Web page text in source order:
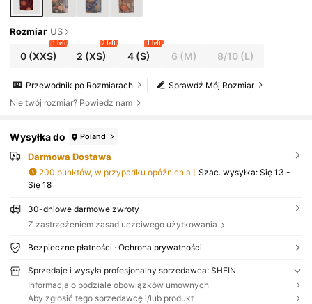
Rozmiar US
0(XXS)
1 left
2 (XS)
2 left
4 (S)
1 left
6 (M) 8/10 (L)
Sprawdź Mój Rozmiar
Przewodnik po Rozmiarach
Nie twój rozmiar? Powiedz nam
Wysyłka do Poland
Darmowa Dostawa
200 punktów, w przypadku opóźnienia Szac. wysyłka: Się 13 -
Się 18
30-dniowe darmowe zwroty
Z zastrzeżeniem zasad uczciwego użytkowania
Bezpieczne płatności · Ochrona prywatności
Sprzedaje i wysyła profesjonalny sprzedawca: SHEIN
Informacja o podziale obowiązków umownych
Aby zgłosić tego sprzedawcę i/lub produkt